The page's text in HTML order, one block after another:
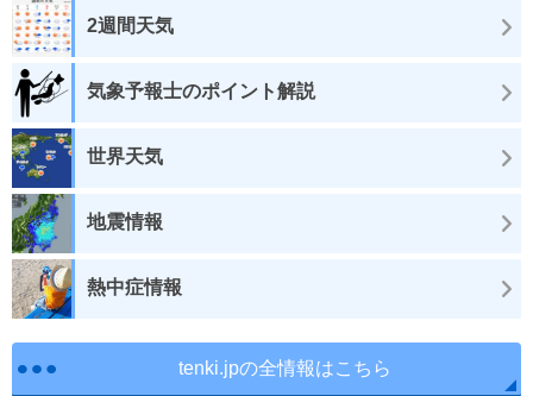
2週間天気
気象予報士のポイント解説
世界天気
地震情報
熱中症情報
tenki.jpの全情報はこちら